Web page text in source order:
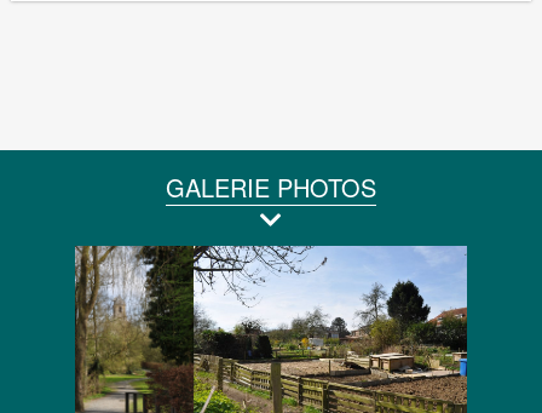
GALERIE PHOTOS